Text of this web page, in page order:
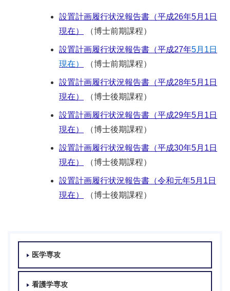
医学専攻
看護学専攻
設置計画履行状況報告書（平成26年5月1日
現在）
（博士前期課程）
設置計画履行状況報告書（平成27年5月1日
現在）
（博士前期課程）
設置計画履行状況報告書（平成28年5月1日
現在）
（博士後期課程）
設置計画履行状況報告書（平成29年5月1日
現在）
（博士後期課程）
設置計画履行状況報告書（平成30年5月1日
現在）
（博士後期課程）
設置計画履行状況報告書（令和元年5月1日
現在）
（博士後期課程）